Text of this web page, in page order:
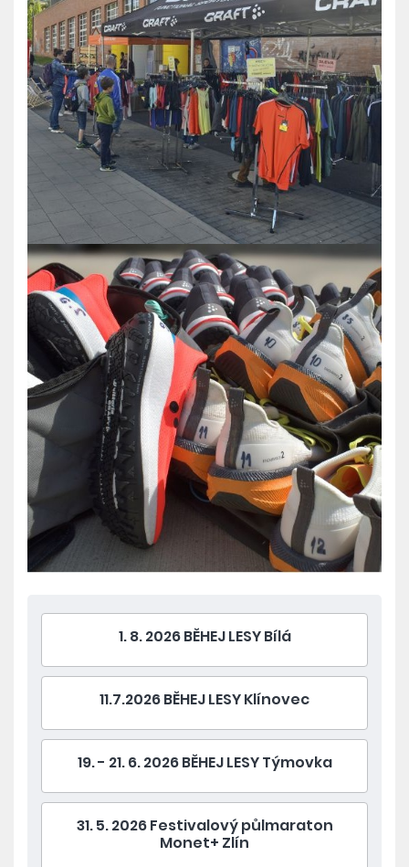
1. 8. 2026 BĚHEJ LESY Bílá
11.7.2026 BĚHEJ LESY Klínovec
19. - 21. 6. 2026 BĚHEJ LESY Týmovka
31. 5. 2026 Festivalový půlmaraton
Monet+ Zlín